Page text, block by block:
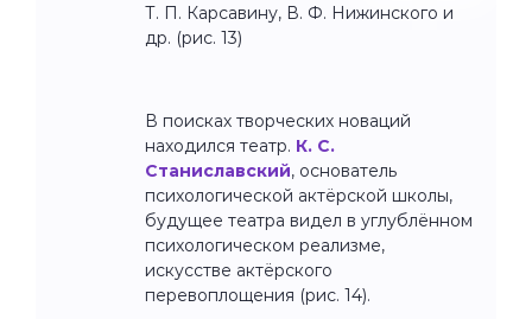
Т. П. Карсавину, В. Ф. Нижинского и
др. (рис. 13)
В поисках творческих новаций
находился театр. К. С.
Станиславский, основатель
психологической актёрской школы,
будущее театра видел в углублённом
психологическом реализме,
искусстве актёрского
перевоплощения (рис. 14).